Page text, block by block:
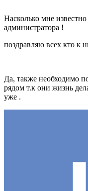
Насколько мне
администратора !
поздравляю всех кто к
Да, также необходимо
рядом т.к они жизнь
уже .